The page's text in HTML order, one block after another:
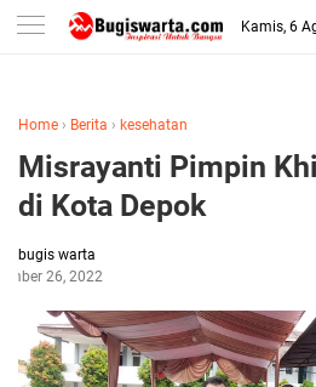
-->
Kamis, 6
Home › Berita › kesehatan
Misrayanti Pimpin
di Kota Depok
bugis warta
26, 2022